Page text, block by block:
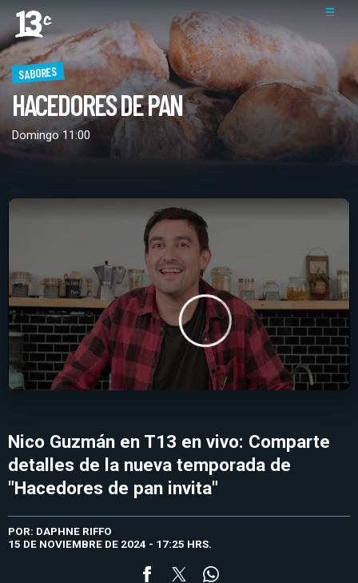
SABORES
HACEDORES DE PAN
Domingo 11:00
Nico Guzmán en T13 en vivo: Comparte
detalles de la nueva temporada de
"Hacedores de pan invita"
POR: DAPHNE RIFFO
15 DE NOVIEMBRE DE 2024 - 17:25 HRS.